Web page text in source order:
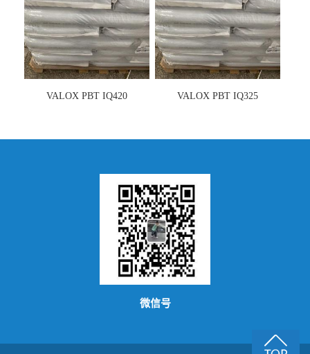
VALOX PBT IQ420 VALOX PBT IQ325
微信号